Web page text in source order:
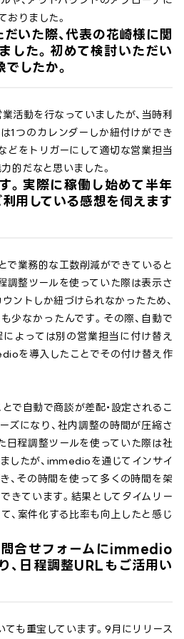
おりました。
いた際、代表の花崎様に関
した。初めて検討いただい
したか。
活動を行なっていましたが、当時利
1つのカレンダーしか紐付けができ
どをトリガーにして適切な営業担当
的だなと思いました。
。実際に稼働し始めて半年
用している感想を伺えます
で業務的な工数削減ができていると
調整ツールを使っていた際は表示さ
ントしか紐づけられなかったため、
少なかったんです。その際、自動で
よっては別の営業担当に付け替え
を導入したことでその付け替え作
で自動で商談が差配・設定されるこ
ズになり、社内調整の時間が圧縮さ
日程調整ツールを使っていた際は社
したが、immedioを通じてインサイ
、その時間を使って多くの時間を架
きています。結果としてタイムリー
、案件化する比率も向上したと感じ
合せフォームにimmedio
、日程調整URLもご活用い
ても重宝しています。9月にリリース